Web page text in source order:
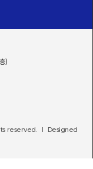
)
reserved.
l Designed